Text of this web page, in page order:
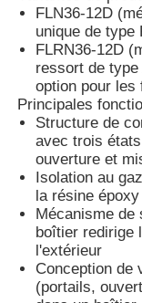
Aperçu
Produits
Vidéos
FLN36-12D
unique de type
FLRN36-12D
ressort de
option pour les
Principales
Structure de
avec trois
ouverture et
Isolation au
la résine
Mécanisme de
boîtier redirige
l'extérieur
Conception de
(portails,